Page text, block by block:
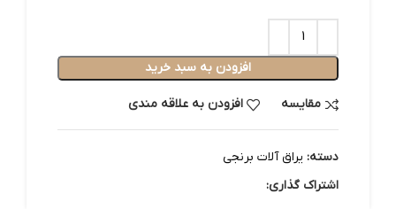
افزودن به سبد خرید
مقایسه افزودن به علاقه مندی
دسته: یراق آلات برنجی
اشتراک گذاری: